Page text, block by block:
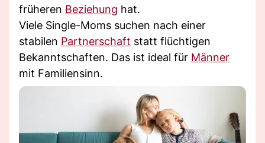
früheren Beziehung hat.
Viele Single-Moms suchen nach einer
stabilen Partnerschaft statt flüchtigen
Bekanntschaften. Das ist ideal für Männer
mit Familiensinn.